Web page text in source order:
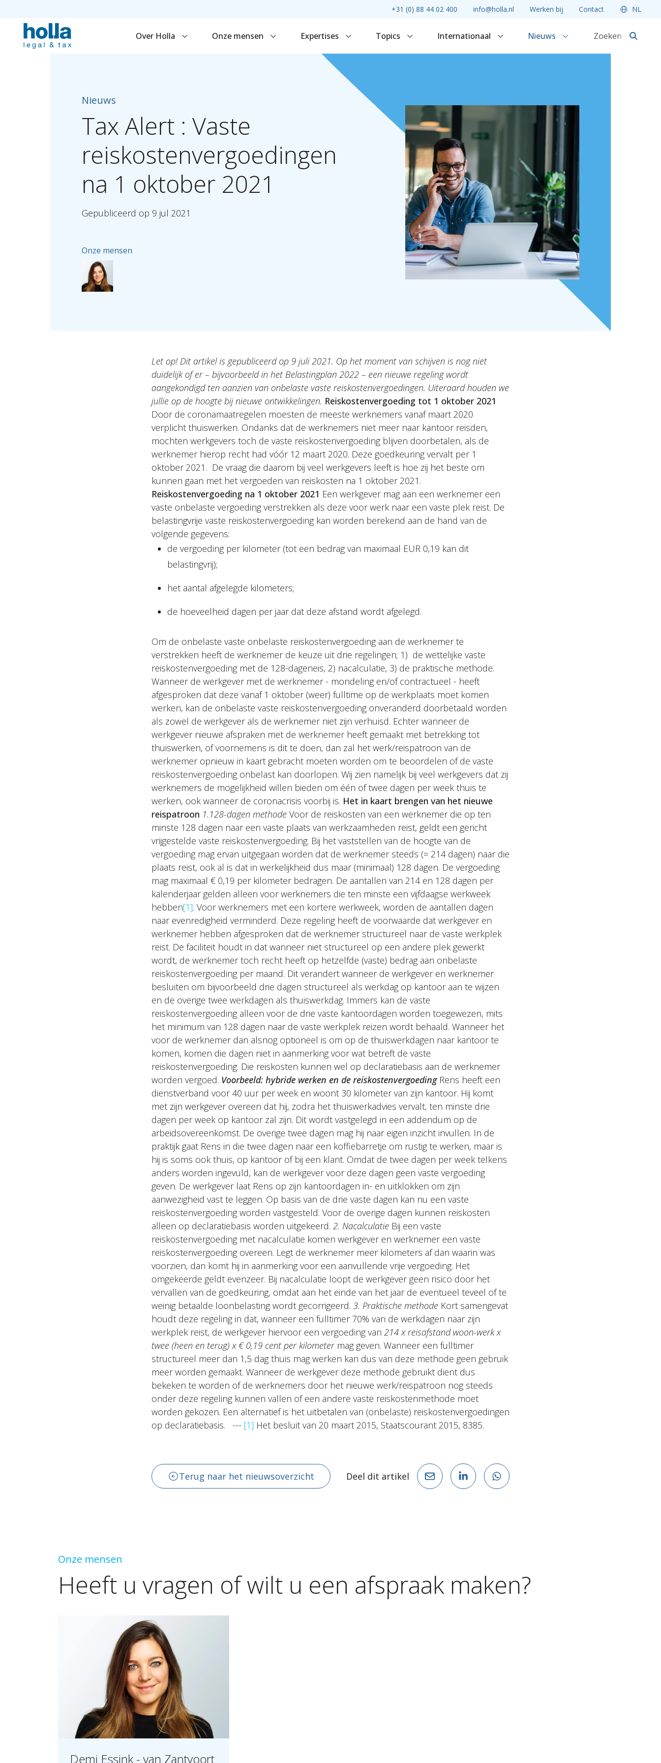
+31 (0) 88 44 02 400 info@holla.nl Werken bij Contact NL
Over Holla Onze mensen Expertises Topics Internationaal Nieuws
Nieuws
Tax Alert : Vaste
reiskostenvergoedingen
na 1 oktober 2021
Gepubliceerd op 9 jul 2021
Onze mensen
Let op! Dit artikel is gepubliceerd op 9 juli 2021. Op het moment van schijven is nog niet
duidelijk of er – bijvoorbeeld in het Belastingplan 2022 – een nieuwe regeling wordt
aangekondigd ten aanzien van onbelaste vaste reiskostenvergoedingen. Uiteraard houden we
jullie op de hoogte bij nieuwe ontwikkelingen. Reiskostenvergoeding tot 1 oktober 2021
Door de coronamaatregelen moesten de meeste werknemers vanaf maart 2020
verplicht thuiswerken. Ondanks dat de werknemers niet meer naar kantoor reisden,
mochten werkgevers toch de vaste reiskostenvergoeding blijven doorbetalen, als de
werknemer hierop recht had vóór 12 maart 2020. Deze goedkeuring vervalt per 1
oktober 2021. De vraag die daarom bij veel werkgevers leeft is hoe zij het beste om
kunnen gaan met het vergoeden van reiskosten na 1 oktober 2021.
Reiskostenvergoeding na 1 oktober 2021 Een werkgever mag aan een werknemer een
vaste onbelaste vergoeding verstrekken als deze voor werk naar een vaste plek reist. De
belastingvrije vaste reiskostenvergoeding kan worden berekend aan de hand van de
volgende gegevens:
de vergoeding per kilometer (tot een bedrag van maximaal EUR 0,19 kan dit
belastingvrij);
het aantal afgelegde kilometers;
de hoeveelheid dagen per jaar dat deze afstand wordt afgelegd.
Om de onbelaste vaste onbelaste reiskostenvergoeding aan de werknemer te
verstrekken heeft de werknemer de keuze uit drie regelingen; 1) de wettelijke vaste
reiskostenvergoeding met de 128-dageneis, 2) nacalculatie, 3) de praktische methode.
Wanneer de werkgever met de werknemer - mondeling en/of contractueel - heeft
afgesproken dat deze vanaf 1 oktober (weer) fulltime op de werkplaats moet komen
werken, kan de onbelaste vaste reiskostenvergoeding onveranderd doorbetaald worden
als zowel de werkgever als de werknemer niet zijn verhuisd. Echter wanneer de
werkgever nieuwe afspraken met de werknemer heeft gemaakt met betrekking tot
thuiswerken, of voornemens is dit te doen, dan zal het werk/reispatroon van de
werknemer opnieuw in kaart gebracht moeten worden om te beoordelen of de vaste
reiskostenvergoeding onbelast kan doorlopen. Wij zien namelijk bij veel werkgevers dat zij
werknemers de mogelijkheid willen bieden om één of twee dagen per week thuis te
werken, ook wanneer de coronacrisis voorbij is. Het in kaart brengen van het nieuwe
reispatroon 1.128-dagen methode Voor de reiskosten van een werknemer die op ten
minste 128 dagen naar een vaste plaats van werkzaamheden reist, geldt een gericht
vrijgestelde vaste reiskostenvergoeding. Bij het vaststellen van de hoogte van de
vergoeding mag ervan uitgegaan worden dat de werknemer steeds (= 214 dagen) naar die
plaats reist, ook al is dat in werkelijkheid dus maar (minimaal) 128 dagen. De vergoeding
mag maximaal € 0,19 per kilometer bedragen. De aantallen van 214 en 128 dagen per
kalenderjaar gelden alleen voor werknemers die ten minste een vijfdaagse werkweek
hebben[1]. Voor werknemers met een kortere werkweek, worden de aantallen dagen
naar evenredigheid verminderd. Deze regeling heeft de voorwaarde dat werkgever en
werknemer hebben afgesproken dat de werknemer structureel naar de vaste werkplek
reist. De faciliteit houdt in dat wanneer niet structureel op een andere plek gewerkt
wordt, de werknemer toch recht heeft op hetzelfde (vaste) bedrag aan onbelaste
reiskostenvergoeding per maand. Dit verandert wanneer de werkgever en werknemer
besluiten om bijvoorbeeld drie dagen structureel als werkdag op kantoor aan te wijzen
en de overige twee werkdagen als thuiswerkdag. Immers kan de vaste
reiskostenvergoeding alleen voor de drie vaste kantoordagen worden toegewezen, mits
het minimum van 128 dagen naar de vaste werkplek reizen wordt behaald. Wanneer het
voor de werknemer dan alsnog optioneel is om op de thuiswerkdagen naar kantoor te
komen, komen die dagen niet in aanmerking voor wat betreft de vaste
reiskostenvergoeding. Die reiskosten kunnen wel op declaratiebasis aan de werknemer
worden vergoed. Voorbeeld: hybride werken en de reiskostenvergoeding Rens heeft een
dienstverband voor 40 uur per week en woont 30 kilometer van zijn kantoor. Hij komt
met zijn werkgever overeen dat hij, zodra het thuiswerkadvies vervalt, ten minste drie
dagen per week op kantoor zal zijn. Dit wordt vastgelegd in een addendum op de
arbeidsovereenkomst. De overige twee dagen mag hij naar eigen inzicht invullen. In de
praktijk gaat Rens in die twee dagen naar een koffiebarretje om rustig te werken, maar is
hij is soms ook thuis, op kantoor of bij een klant. Omdat de twee dagen per week telkens
anders worden ingevuld, kan de werkgever voor deze dagen geen vaste vergoeding
geven. De werkgever laat Rens op zijn kantoordagen in- en uitklokken om zijn
aanwezigheid vast te leggen. Op basis van de drie vaste dagen kan nu een vaste
reiskostenvergoeding worden vastgesteld. Voor de overige dagen kunnen reiskosten
alleen op declaratiebasis worden uitgekeerd. 2. Nacalculatie Bij een vaste
reiskostenvergoeding met nacalculatie komen werkgever en werknemer een vaste
reiskostenvergoeding overeen. Legt de werknemer meer kilometers af dan waarin was
voorzien, dan komt hij in aanmerking voor een aanvullende vrije vergoeding. Het
omgekeerde geldt evenzeer. Bij nacalculatie loopt de werkgever geen risico door het
vervallen van de goedkeuring, omdat aan het einde van het jaar de eventueel teveel of te
weinig betaalde loonbelasting wordt gecorrigeerd. 3. Praktische methode Kort samengevat
houdt deze regeling in dat, wanneer een fulltimer 70% van de werkdagen naar zijn
werkplek reist, de werkgever hiervoor een vergoeding van 214 x reisafstand woon-werk x
twee (heen en terug) x € 0,19 cent per kilometer mag geven. Wanneer een fulltimer
structureel meer dan 1,5 dag thuis mag werken kan dus van deze methode geen gebruik
meer worden gemaakt. Wanneer de werkgever deze methode gebruikt dient dus
bekeken te worden of de werknemers door het nieuwe werk/reispatroon nog steeds
onder deze regeling kunnen vallen of een andere vaste reiskostenmethode moet
worden gekozen. Een alternatief is het uitbetalen van (onbelaste) reiskostenvergoedingen
op declaratiebasis. --- [1] Het besluit van 20 maart 2015, Staatscourant 2015, 8385.
Terug naar het nieuwsoverzicht Deel dit artikel
Onze mensen
Heeft u vragen ofwilt u een afspraak maken?
Demi Essink - van Zantvoort